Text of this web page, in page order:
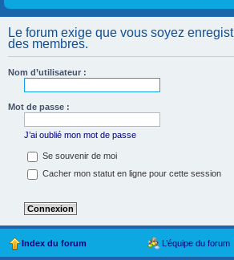
Le forum exige que vous soyez
des membres.
Nom d’utilisateur :
Mot de passe :
J’ai oublié mon mot de passe
Se souvenir de moi
Cacher mon statut en ligne pour cette session
Index du forum L’équipe du forum